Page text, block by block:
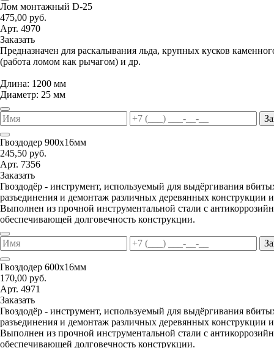
Лом монтажный D-25
475,00 руб.
Арт. 4970
Заказать
Предназначен для раскалывания льда, крупных кусков
(работа ломом как рычагом) и др.
Длина: 1200 мм
Диаметр: 25 мм
Гвоздодер 900х16мм
245,50 руб.
Арт. 7356
Заказать
Гвоздодёр - инструмент, используемый для выдёргивания
разъединения и демонтаж различных деревянных конструкции
Выполнен из прочной инструментальной стали с
обеспечивающей долговечность конструкции.
Гвоздодер 600х16мм
170,00 руб.
Арт. 4971
Заказать
Гвоздодёр - инструмент, используемый для выдёргивания
разъединения и демонтаж различных деревянных конструкции
Выполнен из прочной инструментальной стали с
обеспечивающей долговечность конструкции.